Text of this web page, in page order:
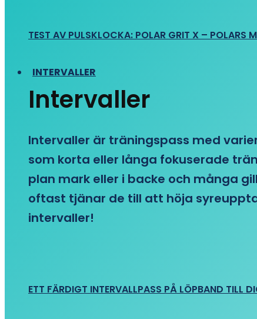
TEST AV PULSKLOCKA: POLAR GRIT X – POLARS
INTERVALLER
Intervaller
Intervaller är träningspass med
som korta eller långa fokuserade
plan mark eller i backe och många
oftast tjänar de till att höja
intervaller!
ETT FÄRDIGT INTERVALLPASS PÅ LÖPBAND TILL